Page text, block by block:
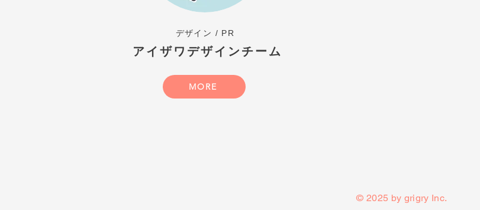
デザイン / PR
アイザワデザインチーム
MORE
© 2025 by grigry Inc.